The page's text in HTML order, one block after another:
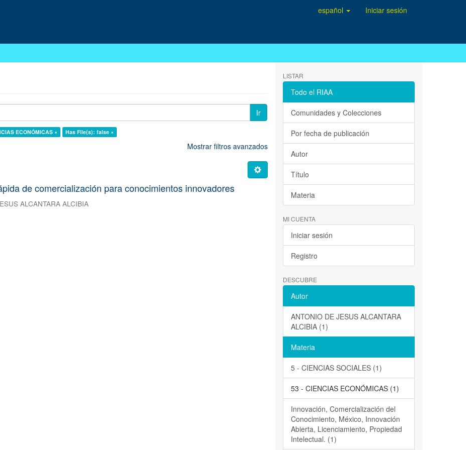
español Iniciar sesión
Ir
ECONÓMICAS × Has File(s): false ×
Mostrar filtros avanzados
de comercialización para conocimientos innovadores
ALCANTARA ALCIBIA
LISTAR
Todo el RIAA
Comunidades y Colecciones
Por fecha de publicación
Autor
Título
Materia
MI CUENTA
Iniciar sesión
Registro
DESCUBRE
Autor
ANTONIO DE JESUS ALCANTARA
ALCIBIA (1)
Materia
5 - CIENCIAS SOCIALES (1)
53 - CIENCIAS ECONÓMICAS (1)
Innovación, Comercialización del
Conocimiento, México, Innovación
Abierta, Licenciamiento, Propiedad
Intelectual. (1)